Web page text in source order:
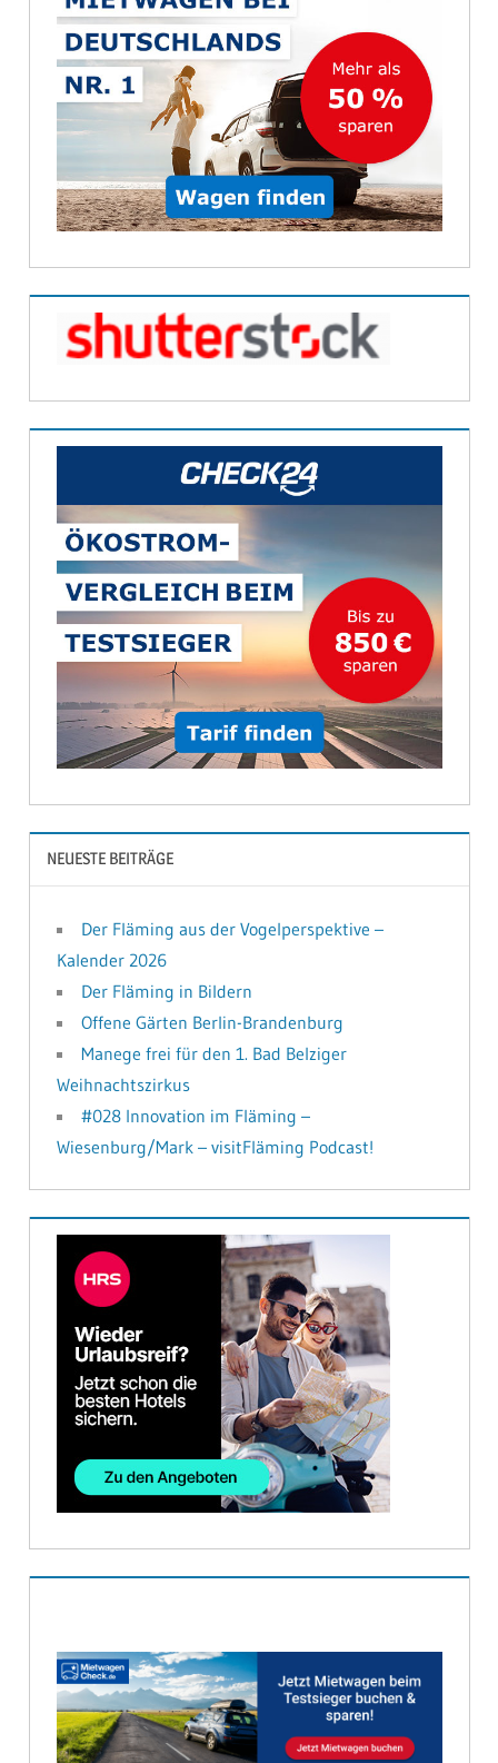
NEUESTE BEITRÄGE
Der Fläming aus der Vogelperspektive –
Kalender 2026
Der Fläming in Bildern
Offene Gärten Berlin-Brandenburg
Manege frei für den 1. Bad Belziger
Weihnachtszirkus
#028 Innovation im Fläming –
Wiesenburg/Mark – visitFläming Podcast!